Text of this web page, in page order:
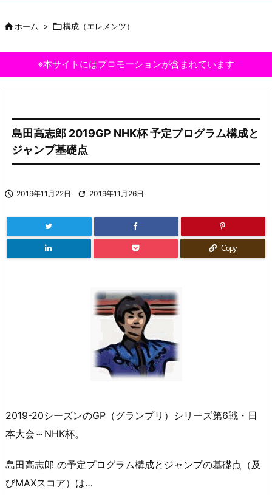
ホーム > 構成（エレメンツ）
※本サイトにはプロモーションが含まれています
島田高志郎 2019GP NHK杯 予定プログラム構成と
ジャンプ基礎点
 2019年11月22日  2019年11月26日
Copy
2019-20シーズンのGP（グランプリ）シリーズ第6戦・日
本大会～NHK杯。
島田高志郎 の予定プログラム構成とジャンプの基礎点（及
びMAXスコア）は…